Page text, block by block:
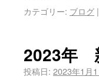
カテゴリー: ブログ |
2023年
投稿日: 2023年1月1